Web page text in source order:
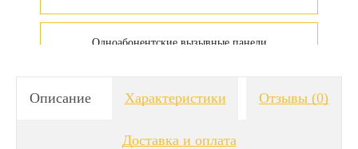
Одноабонентские вызывные панели
Описание Характеристики Отзывы(0)
Доставка и оплата